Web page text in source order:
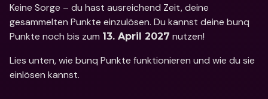
Keine Sorge – du hast ausreichend Zeit, deine
gesammelten Punkte einzulösen. Du kannst deine bunq
Punkte noch bis zum 13. April 2027 nutzen!
Lies unten, wie bunq Punkte funktionieren und wie du sie
einlösen kannst.